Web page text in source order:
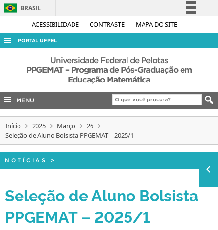
ACESSIBILIDADE CONTRASTE MAPA DO SITE
BRASIL
Simplifique!
Acesso à informação
Legislação
Canais
PORTAL UFPEL
ACESSO À INFORMAÇÃO
AUDITORIA
EDITAIS
INTERNACIONAL
Universidade Federal de Pelotas
PPGEMAT – Programa de Pós-Graduação em
Educação Matemática
MENU
Início 2025 Março
26
Seleção de Aluno Bolsista PPGEMAT – 2025/1
NOTÍCIAS >
Seleção de Aluno Bolsista
PPGEMAT – 2025/1